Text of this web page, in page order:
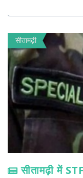
सीतामढ़ी
सीतामढ़ी में